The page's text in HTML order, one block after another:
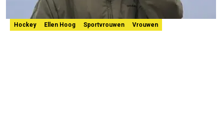
Hockey Ellen Hoog Sportvrouwen Vrouwen